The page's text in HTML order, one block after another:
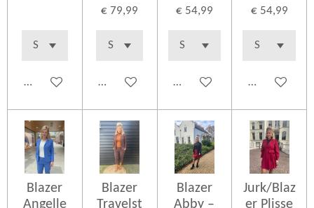
In winkelwagen
€ 79,99
In winkelwagen
€ 54,99
In winkelwagen
€ 54,99
In
Blazer
Angelle
Blazer
Travelst
Blazer
Abby –
Jurk/Blaz
er Plisse